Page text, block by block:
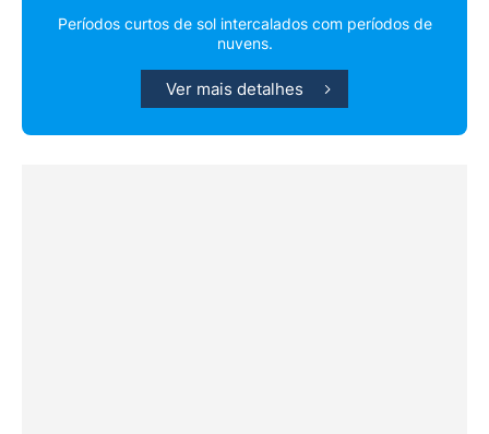
Períodos curtos de sol intercalados com períodos de
nuvens.
Ver mais detalhes